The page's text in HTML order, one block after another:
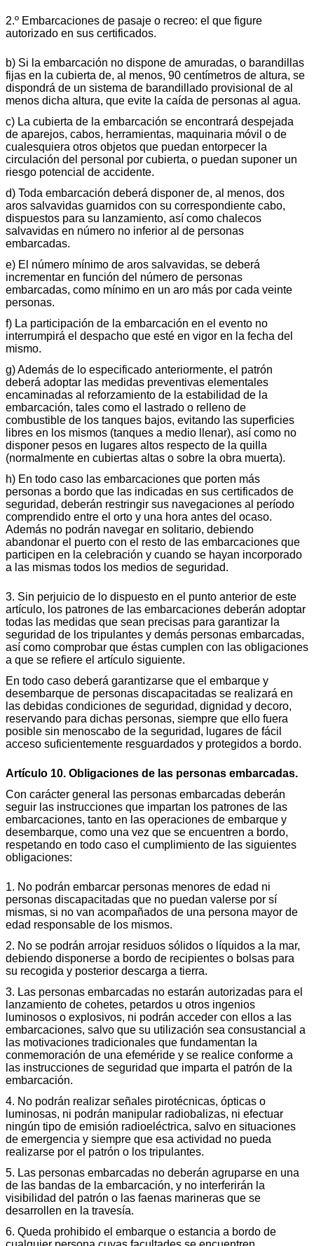
2.º Embarcaciones de pasaje o recreo: el que figure
autorizado en sus certificados.
b) Si la embarcación no dispone de amuradas, o barandillas
fijas en la cubierta de, al menos, 90 centímetros de altura, se
dispondrá de un sistema de barandillado provisional de al
menos dicha altura, que evite la caída de personas al agua.
c) La cubierta de la embarcación se encontrará despejada
de aparejos, cabos, herramientas, maquinaria móvil o de
cualesquiera otros objetos que puedan entorpecer la
circulación del personal por cubierta, o puedan suponer un
riesgo potencial de accidente.
d) Toda embarcación deberá disponer de, al menos, dos
aros salvavidas guarnidos con su correspondiente cabo,
dispuestos para su lanzamiento, así como chalecos
salvavidas en número no inferior al de personas
embarcadas.
e) El número mínimo de aros salvavidas, se deberá
incrementar en función del número de personas
embarcadas, como mínimo en un aro más por cada veinte
personas.
f) La participación de la embarcación en el evento no
interrumpirá el despacho que esté en vigor en la fecha del
mismo.
g) Además de lo especificado anteriormente, el patrón
deberá adoptar las medidas preventivas elementales
encaminadas al reforzamiento de la estabilidad de la
embarcación, tales como el lastrado o relleno de
combustible de los tanques bajos, evitando las superficies
libres en los mismos (tanques a medio llenar), así como no
disponer pesos en lugares altos respecto de la quilla
(normalmente en cubiertas altas o sobre la obra muerta).
h) En todo caso las embarcaciones que porten más
personas a bordo que las indicadas en sus certificados de
seguridad, deberán restringir sus navegaciones al período
comprendido entre el orto y una hora antes del ocaso.
Además no podrán navegar en solitario, debiendo
abandonar el puerto con el resto de las embarcaciones que
participen en la celebración y cuando se hayan incorporado
a las mismas todos los medios de seguridad.
3. Sin perjuicio de lo dispuesto en el punto anterior de este
artículo, los patrones de las embarcaciones deberán adoptar
todas las medidas que sean precisas para garantizar la
seguridad de los tripulantes y demás personas embarcadas,
así como comprobar que éstas cumplen con las obligaciones
a que se refiere el artículo siguiente.
En todo caso deberá garantizarse que el embarque y
desembarque de personas discapacitadas se realizará en
las debidas condiciones de seguridad, dignidad y decoro,
reservando para dichas personas, siempre que ello fuera
posible sin menoscabo de la seguridad, lugares de fácil
acceso suficientemente resguardados y protegidos a bordo.
Artículo 10. Obligaciones de las personas embarcadas.
Con carácter general las personas embarcadas deberán
seguir las instrucciones que impartan los patrones de las
embarcaciones, tanto en las operaciones de embarque y
desembarque, como una vez que se encuentren a bordo,
respetando en todo caso el cumplimiento de las siguientes
obligaciones:
1. No podrán embarcar personas menores de edad ni
personas discapacitadas que no puedan valerse por sí
mismas, si no van acompañados de una persona mayor de
edad responsable de los mismos.
2. No se podrán arrojar residuos sólidos o líquidos a la mar,
debiendo disponerse a bordo de recipientes o bolsas para
su recogida y posterior descarga a tierra.
3. Las personas embarcadas no estarán autorizadas para el
lanzamiento de cohetes, petardos u otros ingenios
luminosos o explosivos, ni podrán acceder con ellos a las
embarcaciones, salvo que su utilización sea consustancial a
las motivaciones tradicionales que fundamentan la
conmemoración de una efeméride y se realice conforme a
las instrucciones de seguridad que imparta el patrón de la
embarcación.
4. No podrán realizar señales pirotécnicas, ópticas o
luminosas, ni podrán manipular radiobalizas, ni efectuar
ningún tipo de emisión radioeléctrica, salvo en situaciones
de emergencia y siempre que esa actividad no pueda
realizarse por el patrón o los tripulantes.
5. Las personas embarcadas no deberán agruparse en una
de las bandas de la embarcación, y no interferirán la
visibilidad del patrón o las faenas marineras que se
desarrollen en la travesía.
6. Queda prohibido el embarque o estancia a bordo de